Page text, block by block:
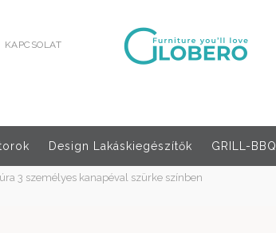
KAPCSOLAT
Design Lakáskiegészítők GRILL-BBQ
3 személyes kanapéval szürke színben